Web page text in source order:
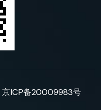
京ICP备20009983号